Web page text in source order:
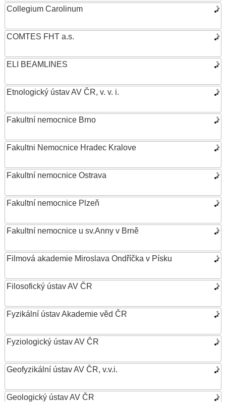
Collegium Carolinum
COMTES FHT a.s.
ELI BEAMLINES
Etnologický ústav AV ČR, v. v. i.
Fakultní nemocnice Brno
Fakultni Nemocnice Hradec Kralove
Fakultní nemocnice Ostrava
Fakultní nemocnice Plzeň
Fakultní nemocnice u sv.Anny v Brně
Filmová akademie Miroslava Ondříčka v Písku
Filosofický ústav AV ČR
Fyzikální ústav Akademie věd ČR
Fyziologický ústav AV ČR
Geofyzikální ústav AV ČR, v.v.i.
Geologický ústav AV ČR